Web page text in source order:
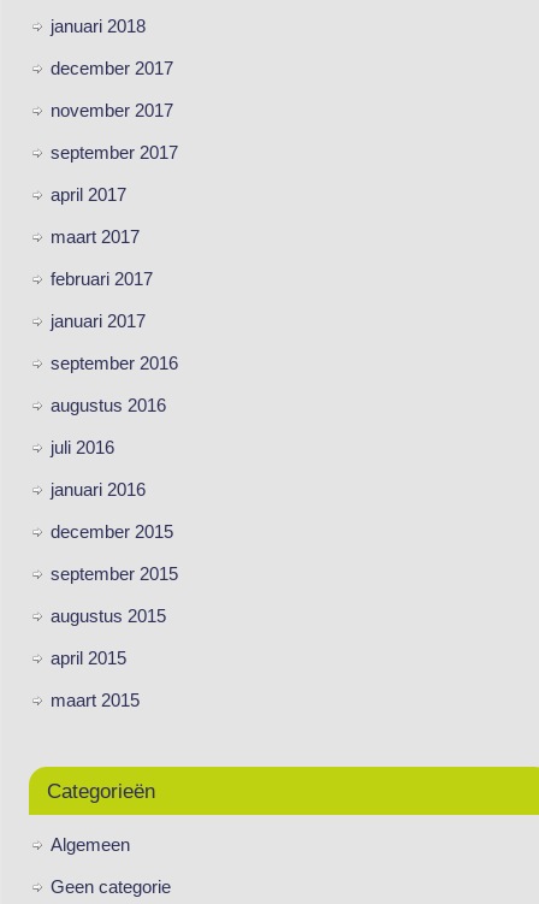
januari 2018
december 2017
november 2017
september 2017
april 2017
maart 2017
februari 2017
januari 2017
september 2016
augustus 2016
juli 2016
januari 2016
december 2015
september 2015
augustus 2015
april 2015
maart 2015
Categorieën
Algemeen
Geen categorie